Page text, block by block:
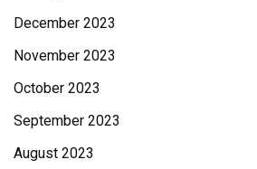
December 2023
November 2023
October 2023
September 2023
August 2023